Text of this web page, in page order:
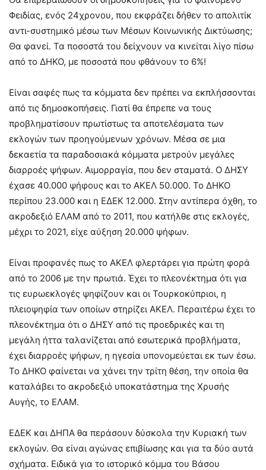
Φειδίας, ενός 24χρονου, που εκφράζει δήθεν το απολιτίκ
αντι-συστημικό μέσω των Μέσων Κοινωνικής Δικτύωσης;
Θα φανεί. Τα ποσοστά του δείχνουν να κινείται λίγο πίσω
από το ΔΗΚΟ, με ποσοστά που φθάνουν το 6%!
Είναι σαφές πως τα κόμματα δεν πρέπει να εκπλήσσονται
από τις δημοσκοπήσεις. Γιατί θα έπρεπε να τους
προβληματίσουν πρωτίστως τα αποτελέσματα των
εκλογών των προηγούμενων χρόνων. Μέσα σε μια
δεκαετία τα παραδοσιακά κόμματα μετρούν μεγάλες
διαρροές ψήφων. Αιμορραγία, που δεν σταματά. Ο ΔΗΣΥ
έχασε 40.000 ψήφους και το ΑΚΕΛ 50.000. Το ΔΗΚΟ
περίπου 23.000 και η ΕΔΕΚ 12.000. Στην αντίπερα όχθη, το
ακροδεξιό ΕΛΑΜ από το 2011, που κατήλθε στις εκλογές,
μέχρι το 2021, είχε αύξηση 20.000 ψήφων.
Είναι προφανές πως το ΑΚΕΛ φλερτάρει για πρώτη φορά
από το 2006 με την πρωτιά. Έχει το πλεονέκτημα ότι για
τις ευρωεκλογές ψηφίζουν και οι Τουρκοκύπριοι, η
πλειοψηφία των οποίων στηρίζει ΑΚΕΛ. Περαιτέρω έχει το
πλεονέκτημα ότι ο ΔΗΣΥ από τις προεδρικές και τη
μεγάλη ήττα ταλανίζεται από εσωτερικά προβλήματα,
έχει διαρροές ψήφων, η ηγεσία υπονομεύεται εκ των έσω.
Το ΔΗΚΟ φαίνεται να χάνει την τρίτη θέση, την οποία θα
καταλάβει το ακροδεξιό υποκατάστημα της Χρυσής
Αυγής, το ΕΛΑΜ.
ΕΔΕΚ και ΔΗΠΑ θα περάσουν δύσκολα την Κυριακή των
εκλογών. Θα είναι αγώνας επιβίωσης και για τα δύο αυτά
σχήματα. Ειδικά για το ιστορικό κόμμα του Βάσου